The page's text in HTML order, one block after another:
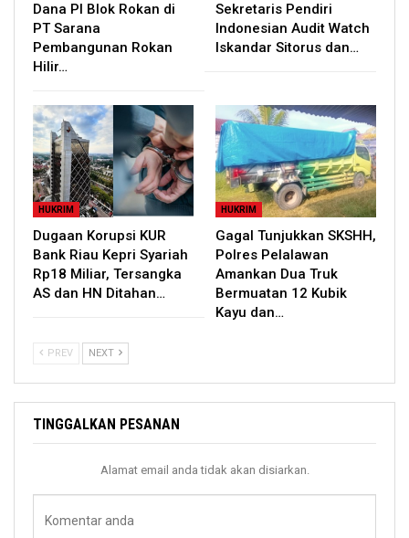
Dana PI Blok Rokan di
PT Sarana
Pembangunan Rokan
Hilir…
Sekretaris Pendiri
Indonesian Audit Watch
Iskandar Sitorus dan…
HUKRIM
Dugaan Korupsi KUR
Bank Riau Kepri Syariah
Rp18 Miliar, Tersangka
AS dan HN Ditahan…
HUKRIM
Gagal Tunjukkan SKSHH,
Polres Pelalawan
Amankan Dua Truk
Bermuatan 12 Kubik
Kayu dan…
PREV NEXT
TINGGALKAN PESANAN
Alamat email anda tidak akan disiarkan.